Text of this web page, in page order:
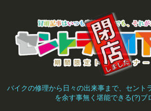
バイクの修理から日々の出来事まで、セント
を余す事無く堪能できる(?)ブ